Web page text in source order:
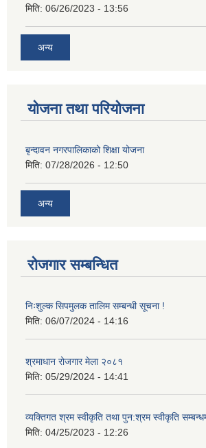
मिति: 06/26/2023 - 13:56
अन्य
योजना तथा परियोजना
बृन्दावन नगरपालिकाको शिक्षा योजना
मिति: 07/28/2026 - 12:50
अन्य
रोजगार सम्बन्धित
निःशुल्क सिपमुलक तालिम सम्बन्धी सूचना !
मिति: 06/07/2024 - 14:16
श्रमाधान रोजगार मेला २०८१
मिति: 05/29/2024 - 14:41
व्यक्तिगत श्रम स्वीकृति तथा पुन:श्रम स्वीकृति
मिति: 04/25/2023 - 12:26